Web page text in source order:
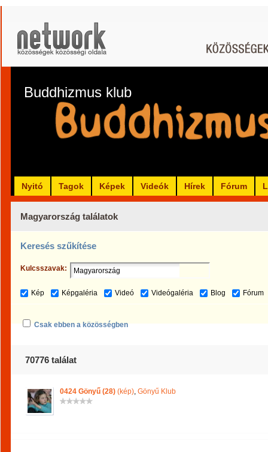
Buddhizmus klub
Nyitó Tagok Képek Videók Hírek Fórum
Magyarország találatok
Keresés szűkítése
Kulcsszavak:
Kép Képgaléria Videó Videógaléria Blog Fórum
Csak ebben a közösségben
70776 találat
0424 Gönyű (28) (kép), Gönyű Klub